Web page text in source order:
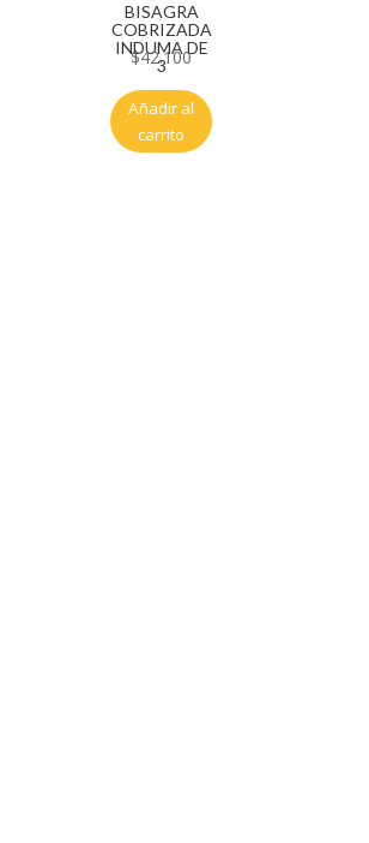
BISAGRA
COBRIZADA
INDUMA DE
3
$42.100
Añadir al
carrito